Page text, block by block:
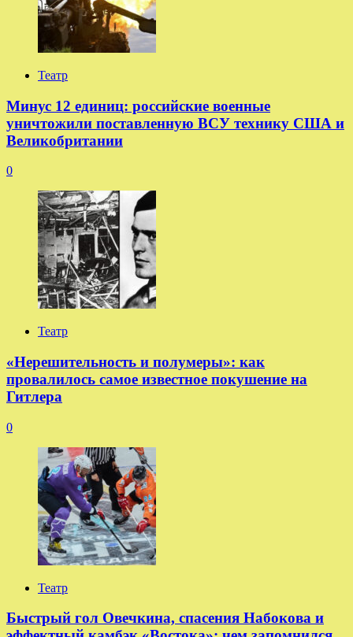
Театр
Минус 12 единиц: российские военные
уничтожили поставленную ВСУ технику США и
Великобритании
0
Театр
«Нерешительность и полумеры»: как
провалилось самое известное покушение на
Гитлера
0
Театр
Быстрый гол Овечкина, спасения Набокова и